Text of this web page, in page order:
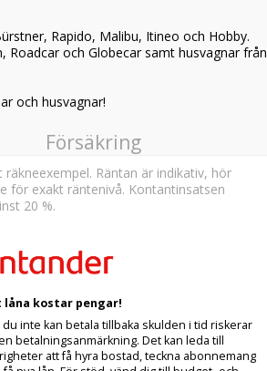
Rapido, Malibu, Itineo och Hobby.
Roadcar och Globecar samt husvagnar från
och husvagnar!
Försäkring
Räntan är indikativ, hör
för exakt räntenivå. Kontantinsatsen
20 %.
kostar pengar!
du inte kan betala tillbaka skulden i tid riskerar
betalningsanmärkning. Det kan leda till
att få hyra bostad, teckna abonnemang